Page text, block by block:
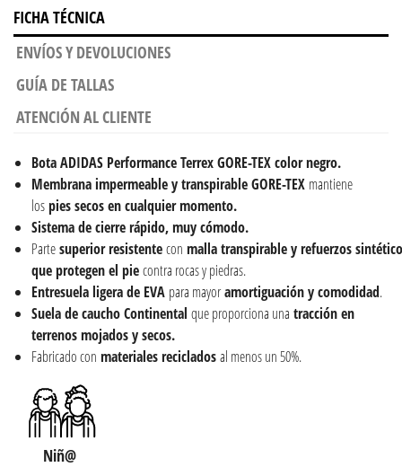
FICHA TÉCNICA
ENVÍOS Y DEVOLUCIONES
GUÍA DE TALLAS
ATENCIÓN AL CLIENTE
Bota ADIDAS Performance Terrex GORE-TEX color negro.
Membrana impermeable y transpirable GORE-TEX mantiene
lospies secos en cualquier momento.
Sistema de cierre rápido, muy cómodo.
Partesuperiorresistentecon mallatranspirable yrefuerzos
que protegen el piecontra rocas y piedras.
Entresuela ligera de EVA para mayoramortiguación y comodidad.
Suela de caucho Continental que proporciona una tracción en
terrenos mojados y secos.
Fabricado con materiales recicladosal menos un 50%.
Niñ@